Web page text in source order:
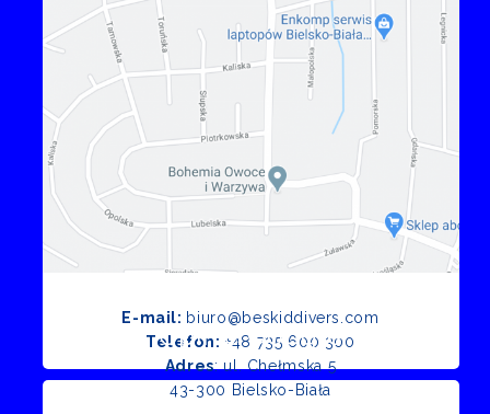
E-mail: biuro@beskiddivers.com
Telefon: +48 735 600 300
Adres: ul. Chełmska 5
43-300 Bielsko-Biała
Opinie Google